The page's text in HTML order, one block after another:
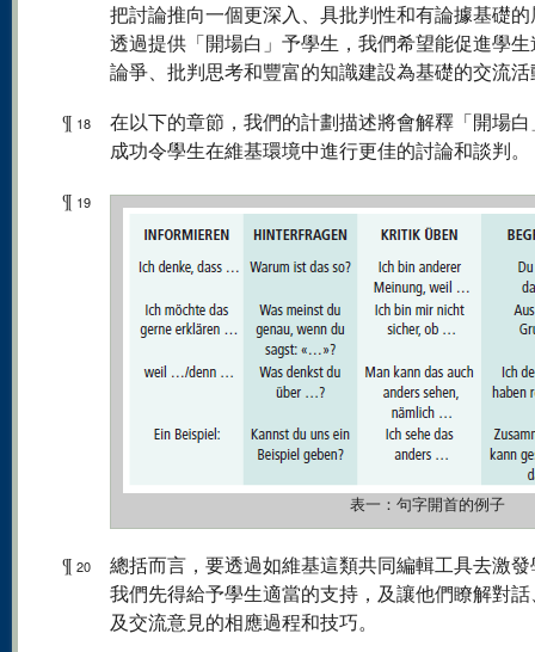
把討論推向一個更深入、具批判性和有論據基礎
透過提供「開場白」予學生，我們希望能促進學
論爭、批判思考和豐富的知識建設為基礎的交流活
¶ 18
在以下的章節，我們的計劃描述將會解釋「開場
成功令學生在維基環境中進行更佳的討論和談判。
¶ 19
表一：句字開首的例子
¶ 20
總括而言，要透過如維基這類共同編輯工具去激
我們先得給予學生適當的支持，及讓他們瞭解對
及交流意見的相應過程和技巧。